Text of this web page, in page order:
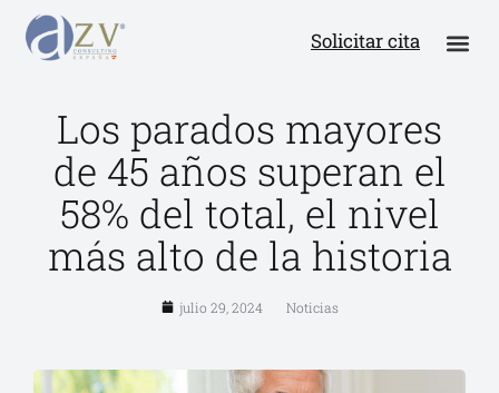
Solicitar cita
Los parados mayores
de 45 años superan el
58% del total, el nivel
más alto de la historia
julio 29, 2024 Noticias